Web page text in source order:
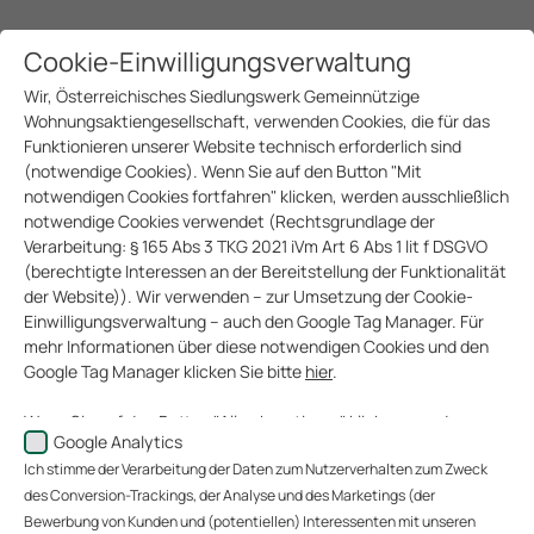
ERSTE ÖSW
WOHNBAUTRÄGER GMBH
2009
Gründungsjahr
Die Erste ÖSW Wohnbauträger GmbH ist ein
gemeinsames Unternehmen des Erste Bank Konzerns und
Cookie-Einwilligungsverwaltung
Wir, Österreichisches Siedlungswerk Gemeinnützige
Wohnungsaktiengesellschaft, verwenden Cookies, die für das
Funktionieren unserer Website technisch erforderlich sind
(notwendige Cookies). Wenn Sie auf den Button "Mit
notwendigen Cookies fortfahren" klicken, werden ausschließlich
notwendige Cookies verwendet (Rechtsgrundlage der
Verarbeitung: § 165 Abs 3 TKG 2021 iVm Art 6 Abs 1 lit f DSGVO
(berechtigte Interessen an der Bereitstellung der Funktionalität
der Website)). Wir verwenden – zur Umsetzung der Cookie-
Einwilligungsverwaltung – auch den Google Tag Manager. Für
mehr Informationen über diese notwendigen Cookies und den
Google Tag Manager klicken Sie bitte hier.
Wenn Sie auf den Button "Alle akzeptieren" klicken, werden
Daten zu Ihrem Nutzerverhalten zum Zweck des Conversion-
Trackings (über welche Website gelangen unsere Website-
Besucher zu uns?), der Analyse unserer Website-Besucher und
des Website-Nutzungsverhaltens sowie des Marketings
Google Analytics
Ich stimme der Verarbeitung der Daten zum Nutzerverhalten zum Zweck
des Conversion-Trackings, der Analyse und des Marketings (der
Bewerbung von Kunden und (potentiellen) Interessenten mit unseren